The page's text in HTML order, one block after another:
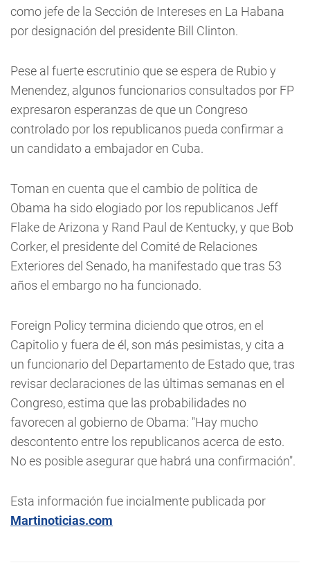
como jefe de la Sección de Intereses en La Habana
por designación del presidente Bill Clinton.
Pese al fuerte escrutinio que se espera de Rubio y
Menendez, algunos funcionarios consultados por FP
expresaron esperanzas de que un Congreso
controlado por los republicanos pueda confirmar a
un candidato a embajador en Cuba.
Toman en cuenta que el cambio de política de
Obama ha sido elogiado por los republicanos Jeff
Flake de Arizona y Rand Paul de Kentucky, y que Bob
Corker, el presidente del Comité de Relaciones
Exteriores del Senado, ha manifestado que tras 53
años el embargo no ha funcionado.
Foreign Policy termina diciendo que otros, en el
Capitolio y fuera de él, son más pesimistas, y cita a
un funcionario del Departamento de Estado que, tras
revisar declaraciones de las últimas semanas en el
Congreso, estima que las probabilidades no
favorecen al gobierno de Obama: "Hay mucho
descontento entre los republicanos acerca de esto.
No es posible asegurar que habrá una confirmación".
Esta información fue incialmente publicada por
Martinoticias.com